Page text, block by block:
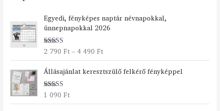
Egyedi, fényképes naptár névnapokkal,
ünnepnapokkal 2026
Értékelés:
2 790Ft – 4 490Ft
r
t
r
t
o
n
Állásajánlat keresztszülő felkérő fényképpel
Értékelés:
1 090Ft